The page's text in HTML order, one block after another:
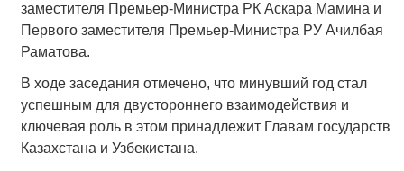
заместителя Премьер-Министра РК Аскара Мамина и
Первого заместителя Премьер-Министра РУ Ачилбая
Раматова.
В ходе заседания отмечено, что минувший год стал
успешным для двустороннего взаимодействия и
ключевая роль в этом принадлежит Главам государств
Казахстана и Узбекистана.